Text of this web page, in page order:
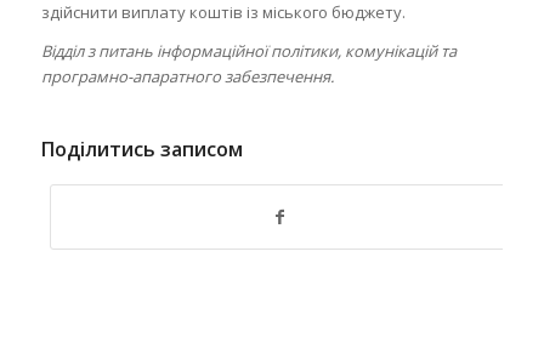
здійснити виплату коштів із міського бюджету.
Відділ з питань інформаційної політики, комунікацій та
програмно-апаратного забезпечення.
Поділитись записом